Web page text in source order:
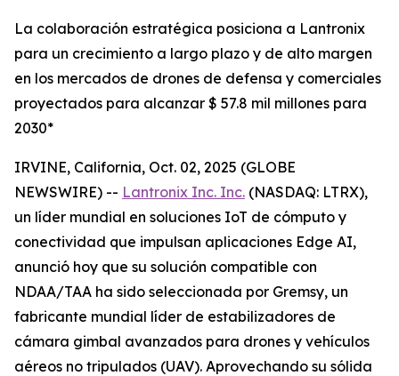
La colaboración estratégica posiciona a Lantronix
para un crecimiento a largo plazo y de alto margen
en los mercados de drones de defensa y comerciales
proyectados para alcanzar $ 57.8 mil millones para
2030*
IRVINE, California, Oct. 02, 2025 (GLOBE
NEWSWIRE) -- Lantronix Inc. Inc. (NASDAQ: LTRX),
un líder mundial en soluciones IoT de cómputo y
conectividad que impulsan aplicaciones Edge AI,
anunció hoy que su solución compatible con
NDAA/TAA ha sido seleccionada por Gremsy, un
fabricante mundial líder de estabilizadores de
cámara gimbal avanzados para drones y vehículos
aéreos no tripulados (UAV). Aprovechando su sólida